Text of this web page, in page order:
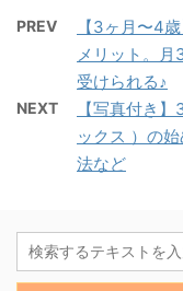
PREV
【3ヶ月〜4
メリット。
受けられる♪
NEXT
【写真付き
ックス ）の
法など